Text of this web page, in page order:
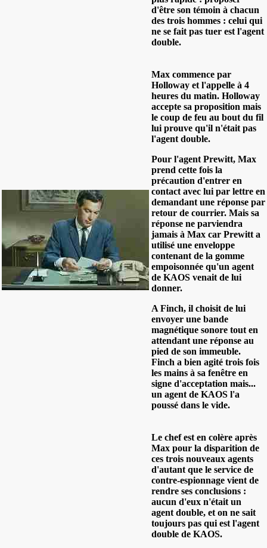
d'être son témoin à chacun
des trois hommes : celui qui
ne se fait pas tuer est l'agent
double.
Max commence par
Holloway et l'appelle à 4
heures du matin. Holloway
accepte sa proposition mais
le coup de feu au bout du fil
lui prouve qu'il n'était pas
l'agent double.
Pour l'agent Prewitt, Max
prend cette fois la
précaution d'entrer en
contact avec lui par lettre en
demandant une réponse par
retour de courrier. Mais sa
réponse ne parviendra
jamais à Max car Prewitt a
utilisé une enveloppe
contenant de la gomme
empoisonnée qu'un agent
de KAOS venait de lui
donner.
A Finch, il choisit de lui
envoyer une bande
magnétique sonore tout en
attendant une réponse au
pied de son immeuble.
Finch a bien agité trois fois
les mains à sa fenêtre en
signe d'acceptation mais...
un agent de KAOS l'a
poussé dans le vide.
Le chef est en colère après
Max pour la disparition de
ces trois nouveaux agents
d'autant que le service de
contre-espionnage vient de
rendre ses conclusions :
aucun d'eux n'était un
agent double, et on ne sait
toujours pas qui est l'agent
double de KAOS.